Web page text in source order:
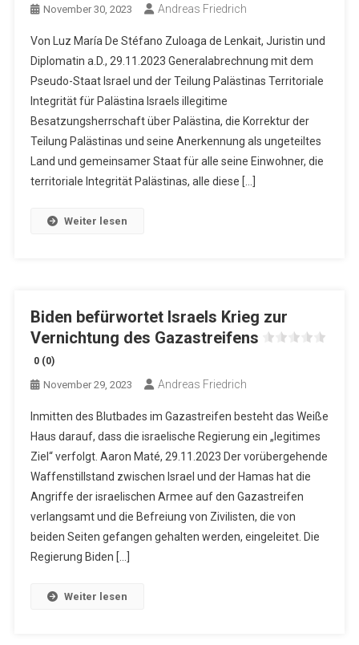
November 30, 2023 Andreas Friedrich
Von Luz María De Stéfano Zuloaga de Lenkait, Juristin und
Diplomatin a.D., 29.11.2023 Generalabrechnung mit dem
Pseudo-Staat Israel und der Teilung Palästinas Territoriale
Integrität für Palästina Israels illegitime
Besatzungsherrschaft über Palästina, die Korrektur der
Teilung Palästinas und seine Anerkennung als ungeteiltes
Land und gemeinsamer Staat für alle seine Einwohner, die
territoriale Integrität Palästinas, alle diese […]
Weiter lesen
Biden befürwortet Israels Krieg zur
Vernichtung des Gazastreifens
0 (0)
November 29, 2023 Andreas Friedrich
Inmitten des Blutbades im Gazastreifen besteht das Weiße
Haus darauf, dass die israelische Regierung ein „legitimes
Ziel“ verfolgt. Aaron Maté, 29.11.2023 Der vorübergehende
Waffenstillstand zwischen Israel und der Hamas hat die
Angriffe der israelischen Armee auf den Gazastreifen
verlangsamt und die Befreiung von Zivilisten, die von
beiden Seiten gefangen gehalten werden, eingeleitet. Die
Regierung Biden […]
Weiter lesen